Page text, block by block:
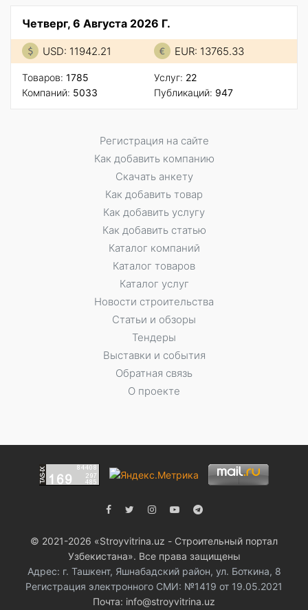
Четверг, 6 Августа 2026 Г.
USD: 11942.21 EUR: 13765.33
Товаров: 1785
Компаний: 5033
Услуг: 22
Публикаций: 947
Регистрация на сайте
Как добавить компанию
Скачать анкету
Как добавить товар
Как добавить услугу
Как добавить статью
Каталог компаний
Каталог товаров
Каталог услуг
Новости строительства
Статьи и обзоры
Тендеры
Выставки и события
Обратная связь
О проекте
© 2021-2026 «Stroyvitrina.uz - Строительный портал
Узбекистана». Все права защищены
Адрес: г. Ташкент, Яшнабадский район, ул. Боткина, 8
Регистрация электронного СМИ: №1419 от 19.05.2021
Почта: info@stroyvitrina.uz